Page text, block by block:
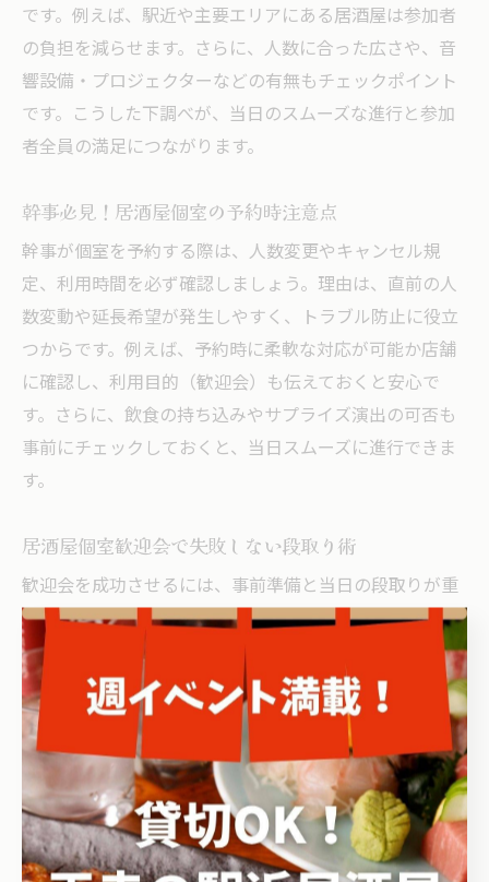
です。例えば、駅近や主要エリアにある居酒屋は参加者
の負担を減らせます。さらに、人数に合った広さや、音
響設備・プロジェクターなどの有無もチェックポイント
です。こうした下調べが、当日のスムーズな進行と参加
者全員の満足につながります。
幹事必見！居酒屋個室の予約時注意点
幹事が個室を予約する際は、人数変更やキャンセル規
定、利用時間を必ず確認しましょう。理由は、直前の人
数変動や延長希望が発生しやすく、トラブル防止に役立
つからです。例えば、予約時に柔軟な対応が可能か店舗
に確認し、利用目的（歓迎会）も伝えておくと安心で
す。さらに、飲食の持ち込みやサプライズ演出の可否も
事前にチェックしておくと、当日スムーズに進行できま
す。
居酒屋個室歓迎会で失敗しない段取り術
歓迎会を成功させるには、事前準備と当日の段取りが重
要です。まず、参加者リストを作成し、飲食の好みやア
レルギー情報を把握します。次に、進行表やタイムスケ
ジュールを作成し、乾杯や挨拶、サプライズ演出のタイ
ミングを明確にします。受付や席決めも事前に決めてお
くことで、当日の混乱を防げます。こうした具体的な段
取りが、幹事の評価アップと参加者満足度向上につなが
ります。